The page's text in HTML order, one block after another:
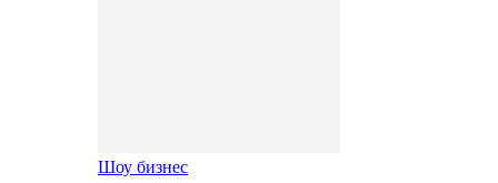
Шоу бизнес